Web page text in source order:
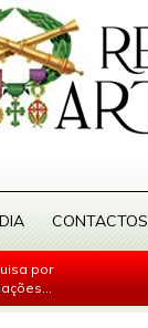
CONTACTOS
por